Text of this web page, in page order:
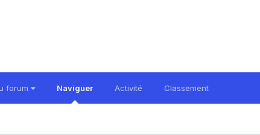
forum Naviguer Activité Classement